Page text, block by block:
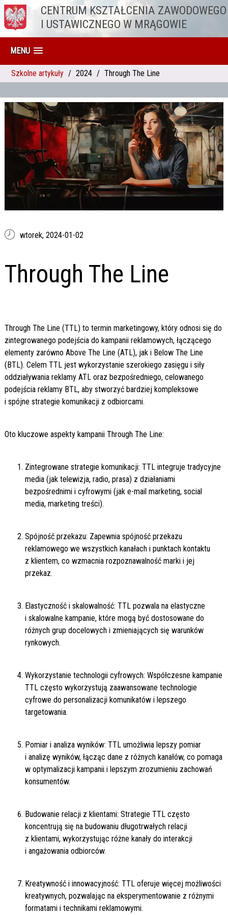
Przejdź do treściCENTRUM KSZTAŁCENIA ZAWODOWEGO
I USTAWICZNEGO W MRĄGOWIE
MENU
Szkolne artykuły 2024 Through The Line
wtorek, 2024-01-02
Through The Line
Through The Line (TTL) to termin marketingowy, który odnosi się do
zintegrowanego podejścia do kampanii reklamowych, łączącego
elementy zarówno Above The Line (ATL), jak i Below The Line
(BTL). Celem TTL jest wykorzystanie szerokiego zasięgu i siły
oddziaływania reklamy ATL oraz bezpośredniego, celowanego
podejścia reklamy BTL, aby stworzyć bardziej kompleksowe
i spójne strategie komunikacji z odbiorcami.
Oto kluczowe aspekty kampanii Through The Line:
Zintegrowane strategie komunikacji: TTL integruje tradycyjne
media (jak telewizja, radio, prasa) z działaniami
bezpośrednimi i cyfrowymi (jak e-mail marketing, social
media, marketing treści).
Spójność przekazu: Zapewnia spójność przekazu
reklamowego we wszystkich kanałach i punktach kontaktu
z klientem, co wzmacnia rozpoznawalność marki i jej
przekaz.
Elastyczność i skalowalność: TTL pozwala na elastyczne
i skalowalne kampanie, które mogą być dostosowane do
różnych grup docelowych i zmieniających się warunków
rynkowych.
Wykorzystanie technologii cyfrowych: Współczesne kampanie
TTL często wykorzystują zaawansowane technologie
cyfrowe do personalizacji komunikatów i lepszego
targetowania.
Pomiar i analiza wyników: TTL umożliwia lepszy pomiar
i analizę wyników, łącząc dane z różnych kanałów, co pomaga
w optymalizacji kampanii i lepszym zrozumieniu zachowań
konsumentów.
Budowanie relacji z klientami: Strategie TTL często
koncentrują się na budowaniu długotrwałych relacji
z klientami, wykorzystując różne kanały do interakcji
i angażowania odbiorców.
Kreatywność i innowacyjność: TTL oferuje więcej możliwości
kreatywnych, pozwalając na eksperymentowanie z różnymi
formatami i technikami reklamowymi.